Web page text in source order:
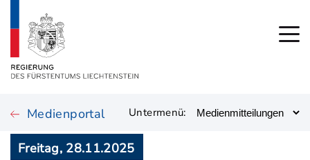
Medienportal Untermenü:
Freitag, 28.11.2025